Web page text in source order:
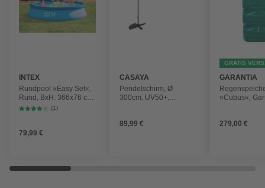
INTEX
Rundpool »Easy Set«,
Rund, BxH: 366x76 cm,
blau
(1)
79,99 €
CASAYA
Pendelschirm, Ø
300cm, UV50+,
89,99 €
GRATIS
GARANTIA
»Cubus«,
279,00 €